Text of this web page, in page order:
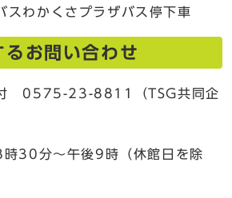
スわかくさプラザバス停下車
るお問い合わせ
付 0575-23-8811（TSG共同企
30分～午後9時（休館日を除